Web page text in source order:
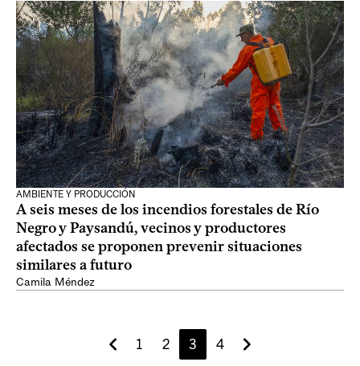
AMBIENTE Y PRODUCCIÓN
A seis meses de los incendios forestales de Río
Negro y Paysandú, vecinos y productores
afectados se proponen prevenir situaciones
similares a futuro
Camila Méndez
1 2 3 4